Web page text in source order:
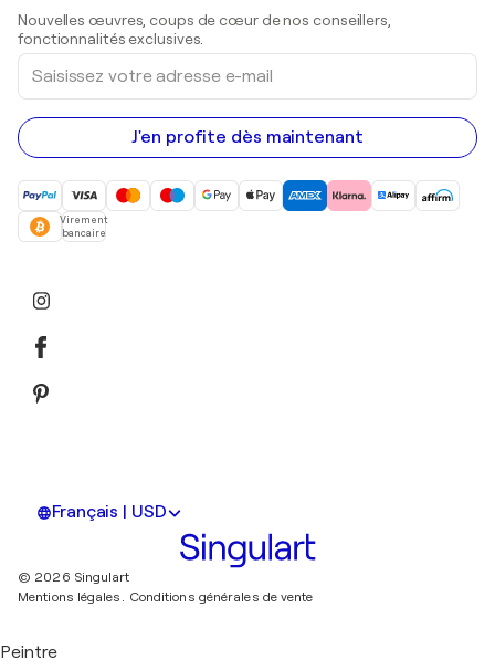
Peintures acryliques
Nouvelles œuvres, coups de cœur de nos conseillers,
fonctionnalités exclusives.
Saisissez
votre
adresse
e-
mail
J'en profite dès maintenant
Virement
bancaire
Français | USD
© 2026 Singulart
Mentions légales. Conditions générales de vente
Peintre